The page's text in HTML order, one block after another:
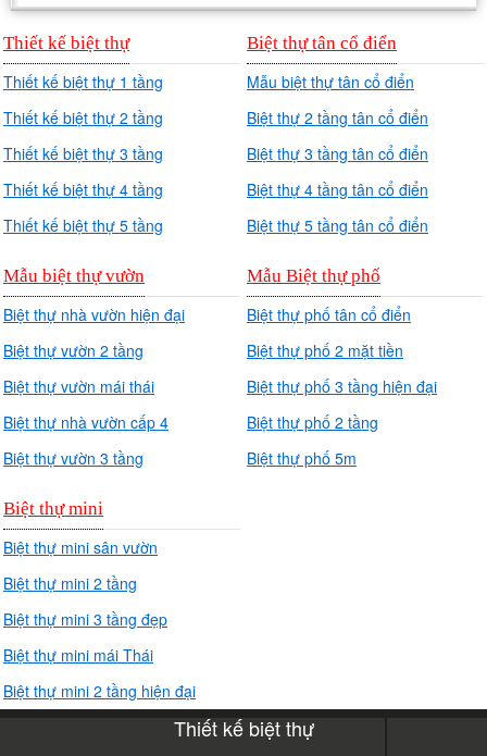
Thiết kế biệt thự
Thiết kế biệt thự 1 tầng
Thiết kế biệt thự 2 tầng
Thiết kế biệt thự 3 tầng
Thiết kế biệt thự 4 tầng
Thiết kế biệt thự 5 tầng
Biệt thự tân cổ điển
Mẫu biệt thự tân cổ điển
Biệt thự 2 tầng tân cổ điển
Biệt thự 3 tầng tân cổ điển
Biệt thự 4 tầng tân cổ điển
Biệt thự 5 tầng tân cổ điển
Mẫu biệt thự vườn
Biệt thự nhà vườn hiện đại
Biệt thự vườn 2 tầng
Biệt thự vườn mái thái
Biệt thự nhà vườn cấp 4
Biệt thự vườn 3 tầng
Mẫu Biệt thự phố
Biệt thự phố tân cổ điển
Biệt thự phố 2 mặt tiền
Biệt thự phố 3 tầng hiện đại
Biệt thự phố 2 tầng
Biệt thự phố 5m
Biệt thự mini
Biệt thự mini sân vườn
Biệt thự mini 2 tầng
Biệt thự mini 3 tầng đẹp
Biệt thự mini mái Thái
Biệt thự mini 2 tầng hiện đại
Thiết kế biệt thự